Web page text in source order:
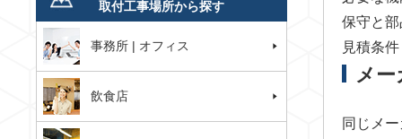
保守と部
見積条件
メー
同じメ
取付工事場所から探す
事務所 | オフィス
飲食店